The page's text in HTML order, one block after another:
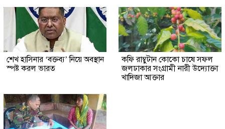
শেখ হাসিনার ‘বক্তব্য’ নিয়ে অবস্থান
স্পষ্ট করল ভারত
কফি রাম্বুটান কোকো চাষে সফল
জলঢাকার সংগ্রামী নারী উদ্যোক্তা
খাদিজা আক্তার